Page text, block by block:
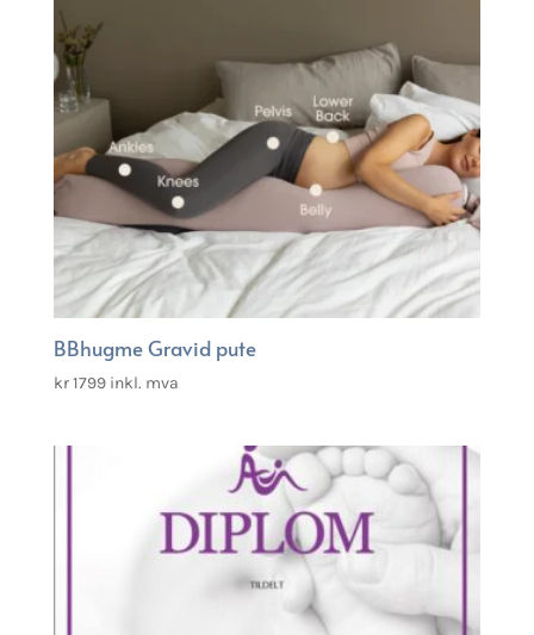
BBhugme Gravid pute
kr1799 inkl. mva